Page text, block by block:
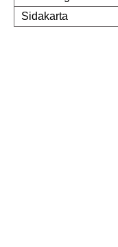
Sidakarta